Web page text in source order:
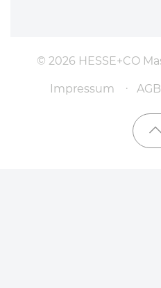
© 2026 HESSE+CO
Impressum